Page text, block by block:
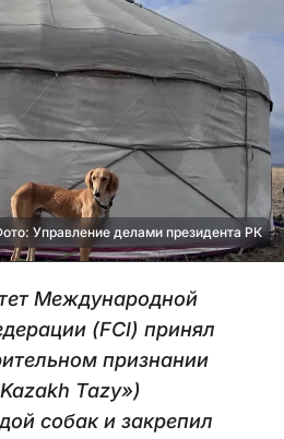
Управление делами президента РК
Международной
(FCI) принял
признании
Tazy»)
собак и закрепил